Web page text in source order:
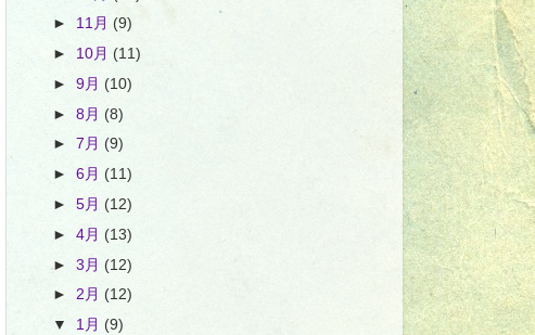
► 11月(9)
► 10月 (11)
►9月(10)
►8月(8)
►7月(9)
►6月 (11)
►5月(12)
►4月(13)
►3月(12)
►2月(12)
▼ 1月(9)